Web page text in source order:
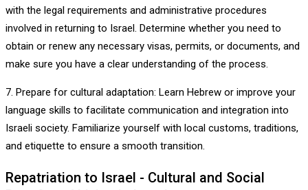
with the legal requirements and administrative procedures
involved in returning to Israel. Determine whether you need to
obtain or renew any necessary visas, permits, or documents, and
make sure you have a clear understanding of the process.
7. Prepare for cultural adaptation: Learn Hebrew or improve your
language skills to facilitate communication and integration into
Israeli society. Familiarize yourself with local customs, traditions,
and etiquette to ensure a smooth transition.
Repatriation to Israel - Cultural and Social